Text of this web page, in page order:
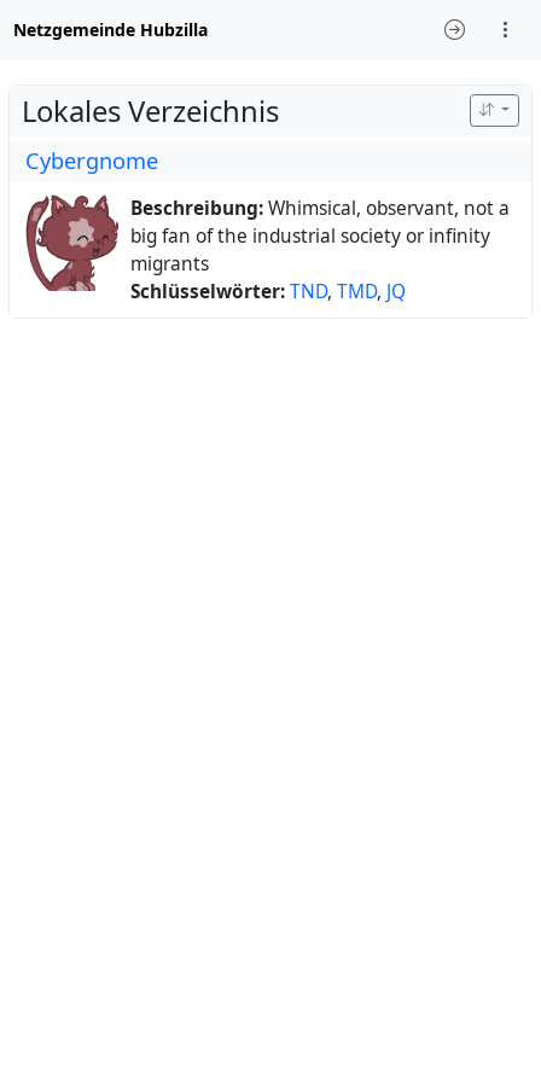
Netzgemeinde Hubzilla
Lokales Verzeichnis
Cybergnome
Beschreibung:Whimsical, observant, not a
big fan of the industrial society or infinity
migrants
Schlüsselwörter:TND, TMD, JQ